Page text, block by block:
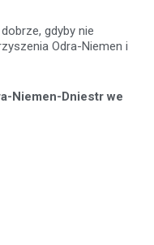
gdyby nie
Odra-Niemen i
Niemen-Dniestr we